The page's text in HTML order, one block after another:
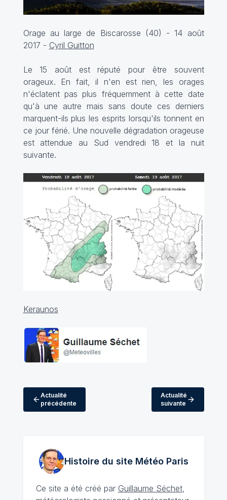
Orage au large de Biscarosse (40) - 14 août
2017 - Cyril Guitton
Le 15 août est réputé pour être souvent
orageux. En fait, il n'en est rien, les orages
n'éclatent pas plus fréquemment à cette date
qu'à une autre mais sans doute ces derniers
marquent-ils plus les esprits lorsqu'ils tonnent en
ce jour férié. Une nouvelle dégradation orageuse
est attendue au Sud vendredi 18 et la nuit
suivante.
Keraunos
Actualité
précédente
Actualité
suivante
Histoire du site MétéoParis
Ce site a été créé par Guillaume Séchet,